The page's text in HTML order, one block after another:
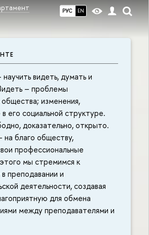
РУС EN
видеть, думать и
– проблемы
изменения,
его социальной структуре.
доказательно, открыто.
на благо обществу,
профессиональные
мы стремимся к
преподавании и
деятельности, создавая
для обмена
между преподавателями и